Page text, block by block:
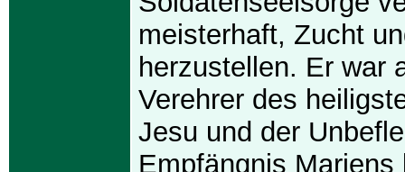
meisterhaft, Zucht
herzustellen. Er war
Verehrer des
Jesu und der
Empfängnis Mariens